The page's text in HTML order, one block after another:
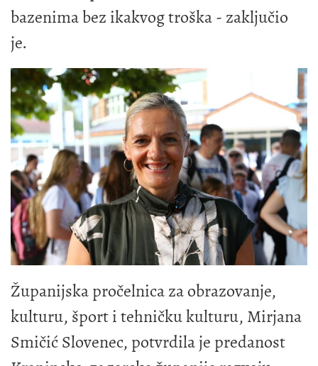
bazenima bez ikakvog troška - zaključio
je.
Županijska pročelnica za obrazovanje,
kulturu, šport i tehničku kulturu, Mirjana
Smičić Slovenec, potvrdila je predanost